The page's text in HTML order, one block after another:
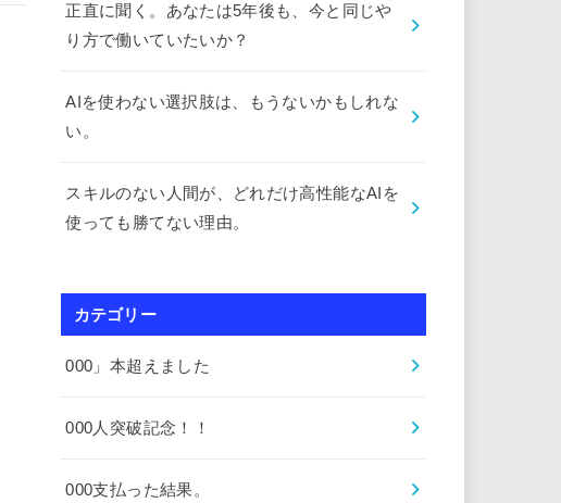
正直に聞く。あなたは5年後も、今と同じや
り方で働いていたいか？
AIを使わない選択肢は、もうないかもしれな
い。
スキルのない人間が、どれだけ高性能なAIを
使っても勝てない理由。
カテゴリー
000」本超えました
000人突破記念！！
000支払った結果。